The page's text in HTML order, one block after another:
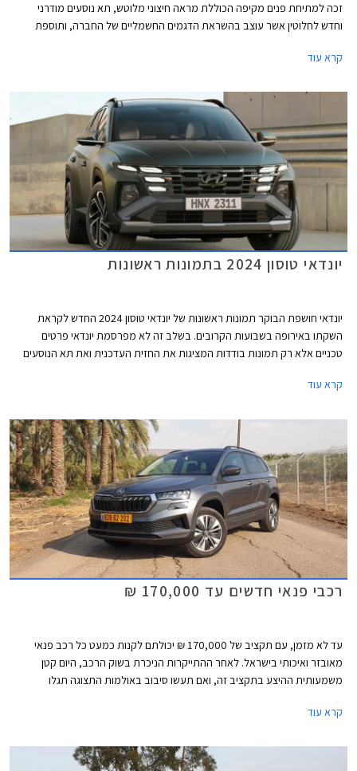
זכה למתיחת פנים מקיפה הכוללת מראה חיצוני מלוטש, תא נוסעים מודרני
וחדש לחלוטין אשר עוצב בהשראת הדגמים החשמליים של החברה, ותוספת
נזכיר כי הדגם היוצא שווק עד לאחרונה גם בגרסת בסיס עם מנוע בנזין בנפח 2.0
ליטרים במחיר של החל מ- 163,900 ₪.
קרא עוד
יונדאי טוסון 2024 בתמונות ראשונות
יונדאי חושפת הבוקר תמונות ראשונות של יונדאי טוסון 2024 החדש לקראת
השקתו באירופה בשבועות הקרובים. בשלב זה לא מפרסמת יונדאי פרטים
טכניים אלא רק תמונות בודדות המציגות את החזית העדכנית ואת תא הנוסעים
קרא עוד
רכבי פנאי חדשים עד 170,000 ₪
עד לא מזמן, עם תקציב של 170,000 ₪ יכולתם לקנות כמעט כל רכב פנאי
מאובזר ואיכותי בישראל. לאחר ההתייקרות הניכרת בשוק הרכב, היום קטן
משמעותית ההיצע בתקציב זה, ואם תעשו סיבוב באולמות התצוגה תגלו
ספורטאז', יונדאי טוסון, ופיג'ו 3008.
קרא עוד